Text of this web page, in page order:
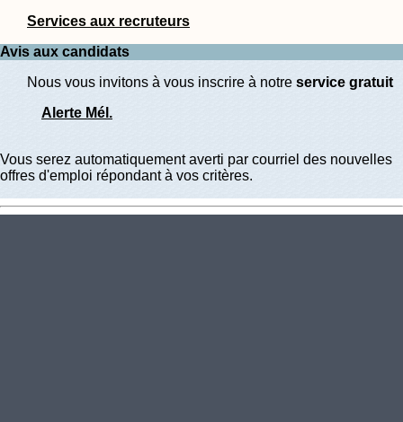
Services aux recruteurs
Avis aux candidats
Nous vous invitons à vous inscrire à notre service gratuit
Alerte Mél.
Vous serez automatiquement averti par courriel des nouvelles
offres d'emploi répondant à vos critères.